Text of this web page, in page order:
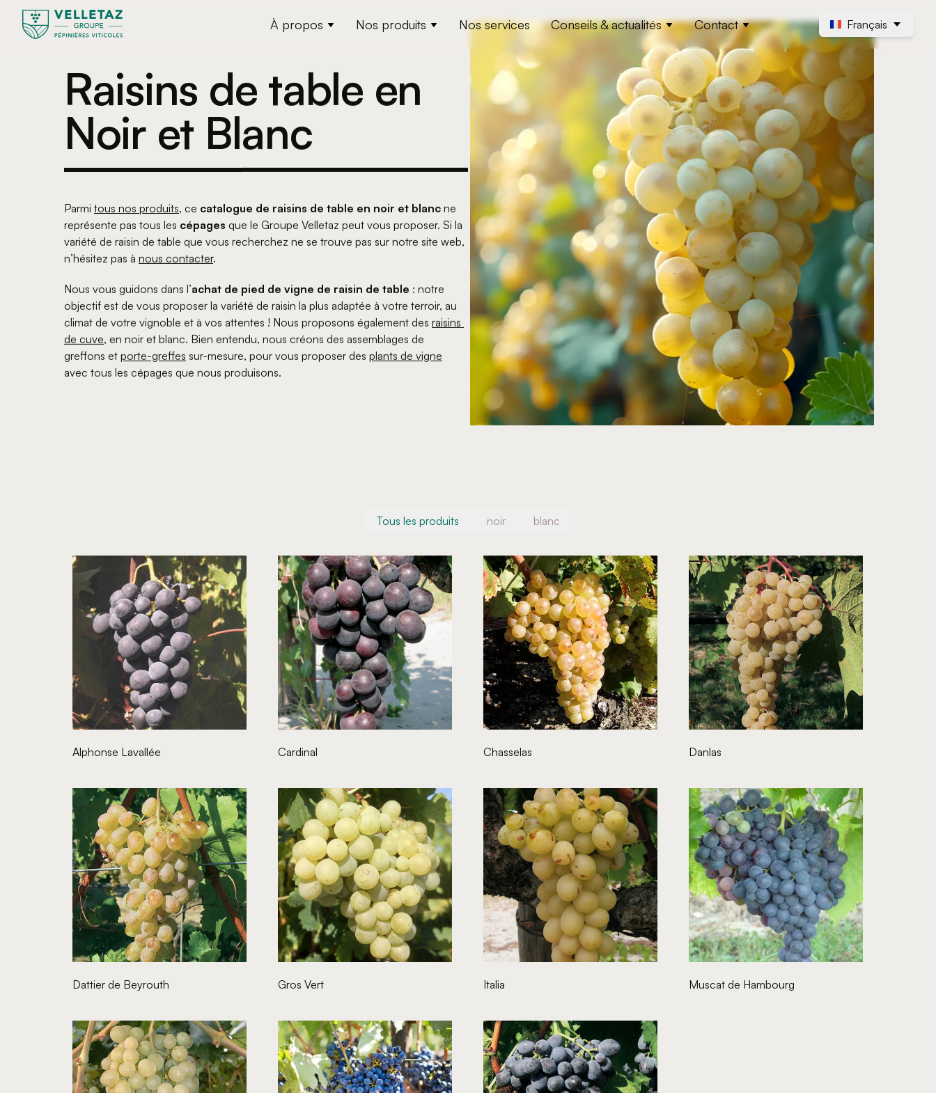
À propos Nos produits Nos services Conseils & actualités Contact Français
Raisins de table en
Noir et Blanc
Parmi tous nos produits, ce catalogue de raisins de table en noir et blanc ne
représente pas tous les cépages que le Groupe Velletaz peut vous proposer. Si la
variété de raisin de table que vous recherchez ne se trouve pas sur notre site web,
n’hésitez pas à nous contacter.
Nous vous guidons dans l’achat de pied de vigne de raisin de table : notre
objectif est de vous proposer la variété de raisin la plus adaptée à votre terroir, au
climat de votre vignoble et à vos attentes ! Nous proposons également des raisins
de cuve, en noir et blanc. Bien entendu, nous créons des assemblages de
greffons et porte-greffes sur-mesure, pour vous proposer des plants de vigne
avec tous les cépages que nous produisons.
Tous les produits noir blanc
Alphonse Lavallée Cardinal Chasselas Danlas
Dattier de Beyrouth Gros Vert Italia Muscat de Hambourg